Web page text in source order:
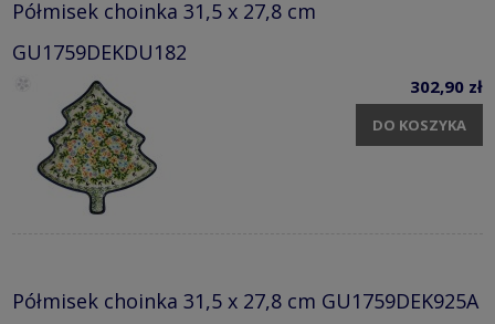
Półmisek choinka 31,5 x 27,8 cm
GU1759DEKDU182
302,90 zł
DO KOSZYKA
Półmisek choinka 31,5 x 27,8 cm GU1759DEK925A